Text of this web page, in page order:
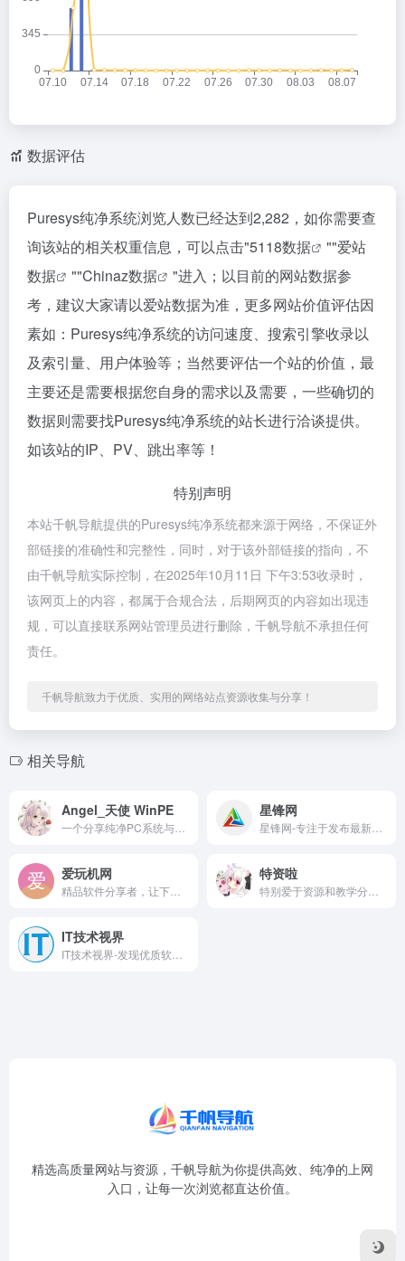
数据评估
Puresys纯净系统浏览人数已经达到2,282，如你需要查
询该站的相关权重信息，可以点击"5118数据 ""爱站
数据
""Chinaz数据
"进入；以目前的网站数据参
考，建议大家请以爱站数据为准，更多网站价值评估因
素如：Puresys纯净系统的访问速度、搜索引擎收录以
及索引量、用户体验等；当然要评估一个站的价值，最
主要还是需要根据您自身的需求以及需要，一些确切的
数据则需要找Puresys纯净系统的站长进行洽谈提供。
如该站的IP、PV、跳出率等！
特别声明
本站千帆导航提供的Puresys纯净系统都来源于网络，不保证外
部链接的准确性和完整性，同时，对于该外部链接的指向，不
由千帆导航实际控制，在2025年10月11日 下午3:53收录时，
该网页上的内容，都属于合规合法，后期网页的内容如出现违
规，可以直接联系网站管理员进行删除，千帆导航不承担任何
责任。
千帆导航致力于优质、实用的网络站点资源收集与分享！
相关导航
Angel_天使 WinPE 星锋网
爱玩机网 特资啦
IT技术视界
精选高质量网站与资源，千帆导航为你提供高效、纯净的上网
入口，让每一次浏览都直达价值。